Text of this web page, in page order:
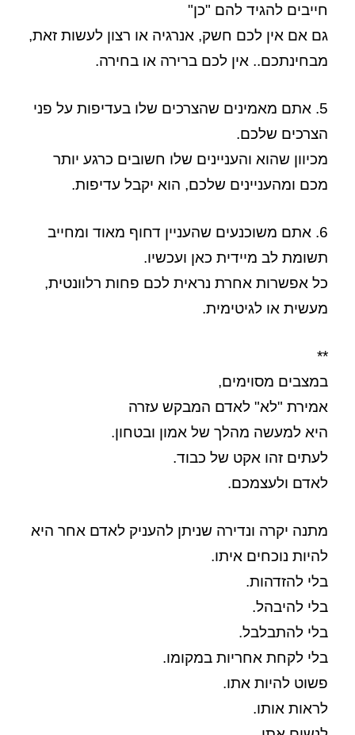
חייבים להגיד להם "כן"
גם אם אין לכם חשק, אנרגיה או רצון לעשות זאת,
מבחינתכם.. אין לכם ברירה או בחירה.
5. אתם מאמינים שהצרכים שלו בעדיפות על פני
הצרכים שלכם.
מכיוון שהוא והעניינים שלו חשובים כרגע יותר
מכם ומהעניינים שלכם, הוא יקבל עדיפות.
6. אתם משוכנעים שהעניין דחוף מאוד ומחייב
תשומת לב מיידית כאן ועכשיו.
כל אפשרות אחרת נראית לכם פחות רלוונטית,
מעשית או לגיטימית.
**
במצבים מסוימים,
אמירת "לא" לאדם המבקש עזרה
היא למעשה מהלך של אמון ובטחון.
לעתים זהו אקט של כבוד.
לאדם ולעצמכם.
מתנה יקרה ונדירה שניתן להעניק לאדם אחר היא
להיות נוכחים איתו.
בלי להזדהות.
בלי להיבהל.
בלי להתבלבל.
בלי לקחת אחריות במקומו.
פשוט להיות אתו.
לראות אותו.